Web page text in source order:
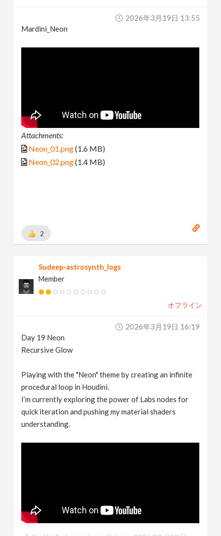
2026年3月19日 13:55
Mardini_Neon
Attachments:
Neon_01.png(1.6 MB)
Neon_02.png(1.4 MB)
2
Sudeep-astrosynth_logs
Member
オフライン
2026年3月19日 16:19
Day 19 Neon
Recursive Glow
Playing with the "Neon" theme by creating an infinite
procedural loop in Houdini.
I’m currently exploring the power of Labs nodes for
quick iteration and pushing my material shaders
understanding.